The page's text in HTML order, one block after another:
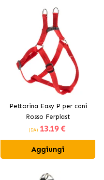
Pettorina Easy P per cani
Rosso Ferplast
(DA) 13.19 €
Aggiungi